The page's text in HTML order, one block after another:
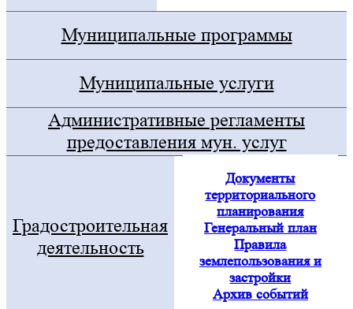
Муниципальные программы
Муниципальные услуги
Административные регламенты
предоставления мун. услуг
Градостроительная
деятельность
Документы
территориального
планирования
Генеральный план
Правила
землепользования и
застройки
Архив событий